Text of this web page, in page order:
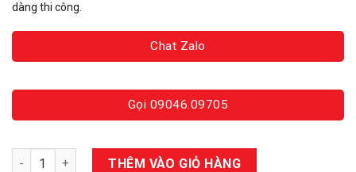
dàng thi công.
Chat Zalo
Gọi 09046.09705
Sika Tilebond GP số lượngTHÊM VÀO GIỎ HÀNG